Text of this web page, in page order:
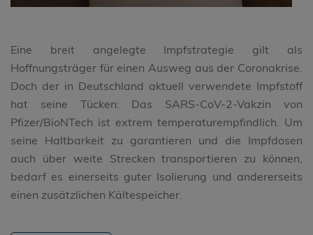
Eine breit angelegte Impfstrategie gilt als
Hoffnungsträger für einen Ausweg aus der Coronakrise.
Doch der in Deutschland aktuell verwendete Impfstoff
hat seine Tücken: Das SARS-CoV-2-Vakzin von
Pfizer/BioNTech ist extrem temperaturempfindlich. Um
seine Haltbarkeit zu garantieren und die Impfdosen
auch über weite Strecken transportieren zu können,
bedarf es einerseits guter Isolierung und andererseits
einen zusätzlichen Kältespeicher.